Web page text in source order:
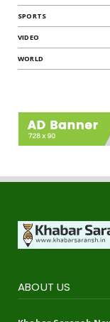
SPORTS
VIDEO
WORLD
ABOUT US